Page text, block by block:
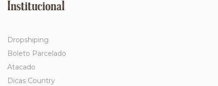
Institucional
Dropshiping
Boleto Parcelado
Atacado
Dicas Country